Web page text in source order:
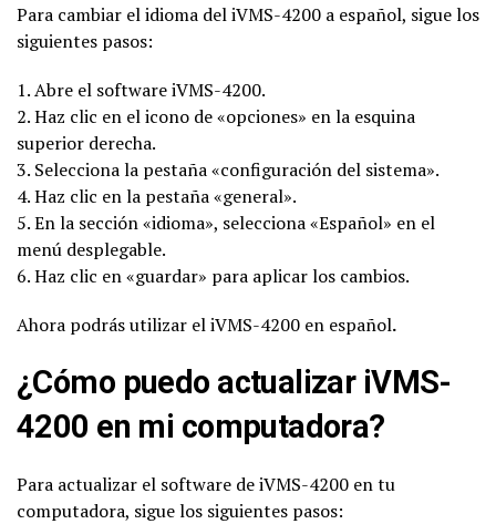
Para cambiar el idioma del iVMS-4200 a español, sigue los
siguientes pasos:
1. Abre el software iVMS-4200.
2. Haz clic en el icono de «opciones» en la esquina
superior derecha.
3. Selecciona la pestaña «configuración del sistema».
4. Haz clic en la pestaña «general».
5. En la sección «idioma», selecciona «Español» en el
menú desplegable.
6. Haz clic en «guardar» para aplicar los cambios.
Ahora podrás utilizar el iVMS-4200 en español.
¿Cómo puedo actualizar iVMS-
4200 en mi computadora?
Para actualizar el software de iVMS-4200 en tu
computadora, sigue los siguientes pasos: